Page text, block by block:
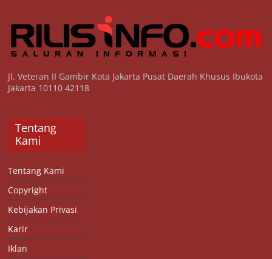
Jl. Veteran II Gambir Kota Jakarta Pusat Daerah Khusus Ibukota
Jakarta 10110 42118
Tentang
Kami
Tentang Kami
Copyright
Kebijakan Privasi
Karir
Iklan